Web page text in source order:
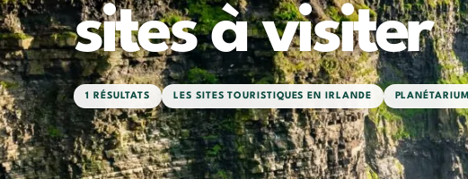
sites à visiter
1 RÉSULTATS LES SITES TOURISTIQUES EN IRLANDE PLANÉTARIUM